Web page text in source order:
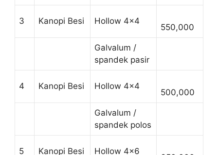
3 Kanopi Besi Hollow 4×4
550,000
Galvalum /
spandek pasir
4 Kanopi Besi Hollow 4×4
500,000
Galvalum /
spandek polos
5 Kanopi Besi Hollow 4×6